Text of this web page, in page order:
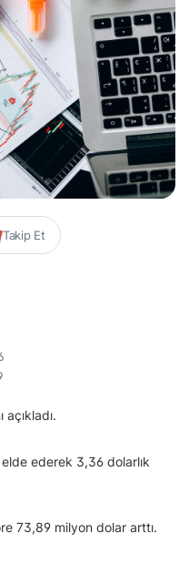
Takip Et
ederek 3,36 dolarlık
73,89 milyon dolar arttı.